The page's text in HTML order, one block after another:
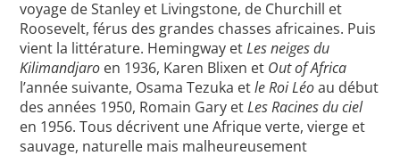
voyage de Stanley et Livingstone, de Churchill et
Roosevelt, férus des grandes chasses africaines. Puis
vient la littérature. Hemingway etLes neiges du
Kilimandjaro en 1936, Karen Blixen et Out of Africa
l’année suivante, Osama Tezuka etle Roi Léoau début
des années 1950, Romain Gary etLes Racines du ciel
en 1956. Tous décrivent une Afrique verte, vierge et
sauvage, naturelle mais malheureusement